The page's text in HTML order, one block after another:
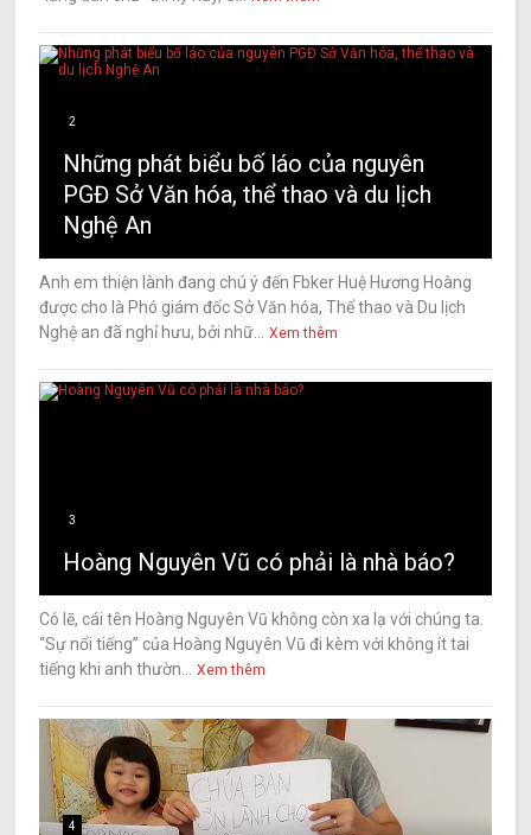
2
Những phát biểu bố láo của nguyên
PGĐ Sở Văn hóa, thể thao và du lịch
Nghệ An
Anh em thiện lành đang chú ý đến Fbker Huệ Hương Hoàng
được cho là Phó giám đốc Sở Văn hóa, Thể thao và Du lịch
Nghệ an đã nghỉ hưu, bởi nhữ...
Xem thêm
3
Hoàng Nguyên Vũ có phải là nhà báo?
Có lẽ, cái tên Hoàng Nguyên Vũ không còn xa lạ với chúng ta.
“Sự nổi tiếng” của Hoàng Nguyên Vũ đi kèm với không ít tai
tiếng khi anh thườn...
Xem thêm
4